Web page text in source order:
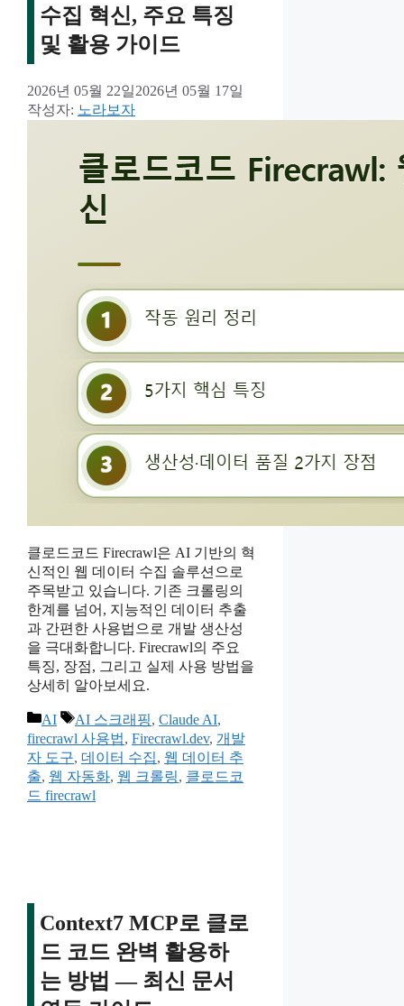
수집 혁신, 주요 특징
및 활용 가이드
2026년 05월 22일2026년 05월 17일
작성자: 노라보자
클로드코드 Firecrawl은 AI 기반의 혁
신적인 웹 데이터 수집 솔루션으로
주목받고 있습니다. 기존 크롤링의
한계를 넘어, 지능적인 데이터 추출
과 간편한 사용법으로 개발 생산성
을 극대화합니다. Firecrawl의 주요
특징, 장점, 그리고 실제 사용 방법을
상세히 알아보세요.
카
테
고
리
AI
태
그
AI 스크래핑, Claude AI,
firecrawl 사용법, Firecrawl.dev, 개발
자 도구, 데이터 수집, 웹 데이터 추
출, 웹 자동화, 웹 크롤링, 클로드코
드 firecrawl
Context7 MCP로 클로
드 코드 완벽 활용하
는 방법 — 최신 문서